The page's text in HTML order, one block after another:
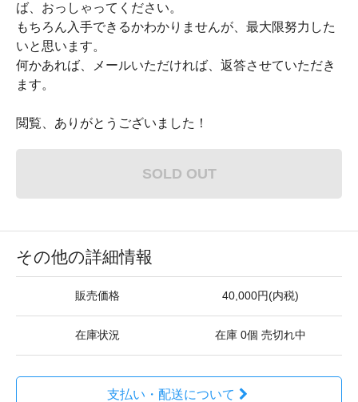
ば、おっしゃってください。
もちろん入手できるかわかりませんが、最大限努力した
いと思います。
何かあれば、メールいただければ、返答させていただき
ます。
閲覧、ありがとうございました！
SOLD OUT
その他の詳細情報
販売価格 40,000円(内税)
在庫状況 在庫 0個 売切れ中
支払い・配送について